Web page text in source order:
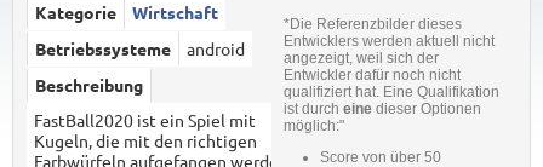
Kategorie
Wirtschaft
Betriebssysteme
android
Beschreibung
FastBall2020 ist ein Spiel mit
Kugeln, die mit den richtigen
Farbwürfeln aufgefangen werden
*Die Referenzbilder dieses
Entwicklers werden aktuell nicht
angezeigt, weil sich der
Entwickler dafür noch nicht
qualifiziert hat. Eine Qualifikation
ist durch eine dieser Optionen
möglich:"
Score von über 50